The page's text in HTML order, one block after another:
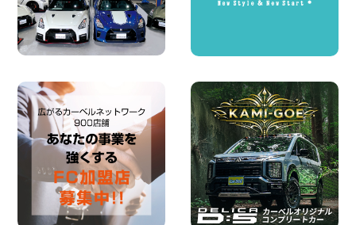
★五所川原の夏を100円レンタカーで満
喫しよう!★ 青森県 五所川原店